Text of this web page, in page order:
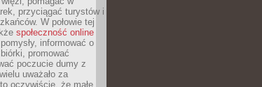
przyciągać turystów i
W połowie tej
społeczność online
informować o
promować
poczucie dumy z
uważało za
oczywiście, że małe